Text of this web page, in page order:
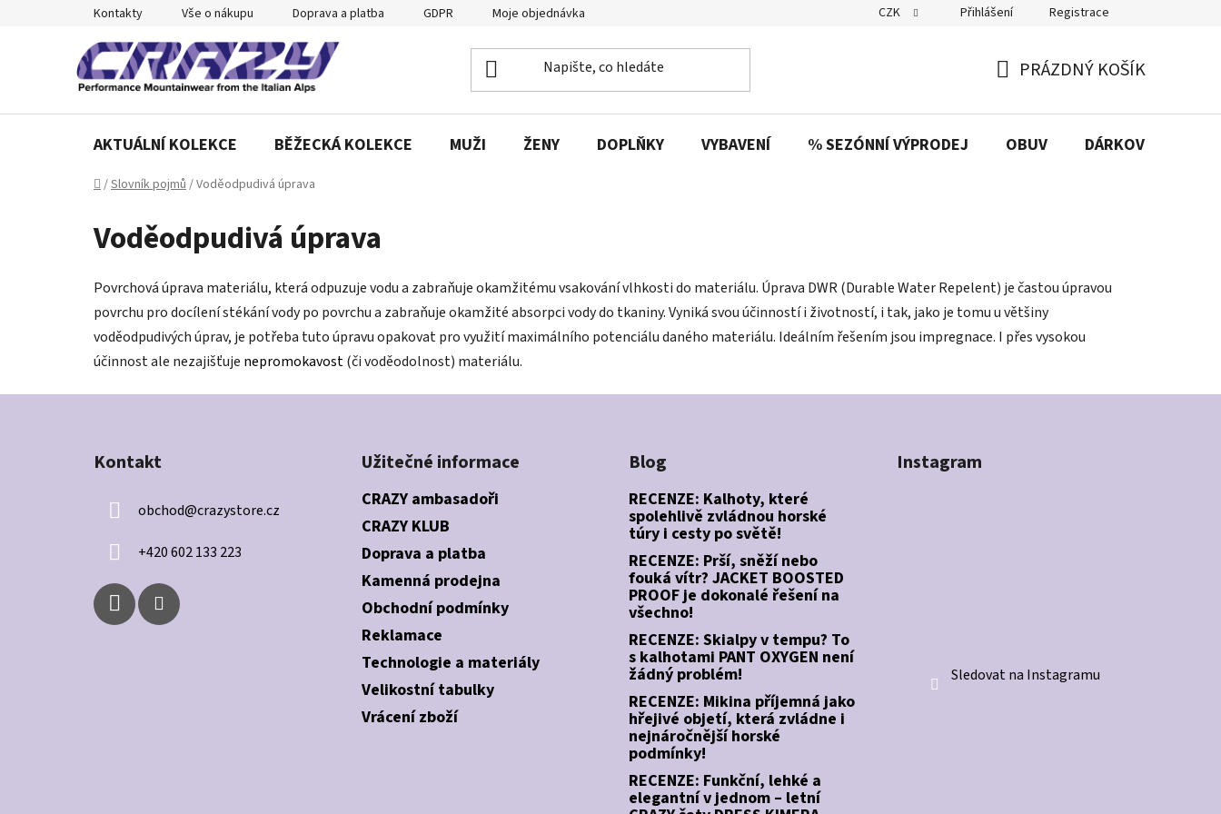
Kontakty Vše o nákupu Doprava a platba GDPR Moje objednávka CZK Přihlášení Registrace
KOŠÍK
PRÁZDNÝ KOŠÍK
AKTUÁLNÍ KOLEKCE BĚŽECKÁ KOLEKCE MUŽI ŽENY DOPLŇKY VYBAVENÍ % SEZÓNNÍ VÝPRODEJ OBUV DÁRKOVÉ
Domů
/Slovník pojmů/Voděodpudivá úprava
Voděodpudivá úprava
Povrchová úprava materiálu, která odpuzuje vodu a zabraňuje okamžitému vsakování vlhkosti do materiálu. Úprava DWR (Durable Water Repelent) je častou úpravou
povrchu pro docílení stékání vody po povrchu a zabraňuje okamžité absorpci vody do tkaniny. Vyniká svou účinností i životností, i tak, jako je tomu u většiny
voděodpudivých úprav, je potřeba tuto úpravu opakovat pro využití maximálního potenciálu daného materiálu. Ideálním řešením jsou impregnace. I přes vysokou
účinnost ale nezajišťuje nepromokavost(či voděodolnost) materiálu.
Kontakt
obchod@crazystore.cz
+420 602 133 223
Užitečné informace
CRAZY ambasadoři
CRAZY KLUB
Doprava a platba
Kamenná prodejna
Obchodní podmínky
Reklamace
Technologie a materiály
Velikostní tabulky
Vrácení zboží
Blog
RECENZE: Kalhoty, které
spolehlivě zvládnou horské
túry i cesty po světě!
RECENZE: Prší, sněží nebo
fouká vítr? JACKET BOOSTED
PROOF je dokonalé řešení na
všechno!
RECENZE: Skialpy v tempu? To
s kalhotami PANT OXYGEN není
žádný problém!
RECENZE: Mikina příjemná jako
hřejivé objetí, která zvládne i
nejnáročnější horské
podmínky!
RECENZE: Funkční, lehké a
elegantní v jednom – letní
Instagram
Sledovat na Instagramu